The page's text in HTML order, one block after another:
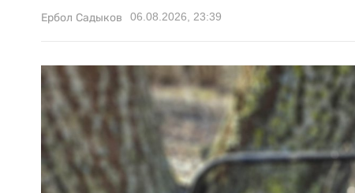
Ербол Садыков 06.08.2026, 23:39